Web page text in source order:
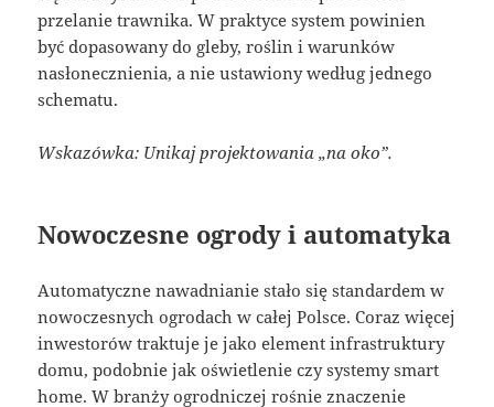
przelanie trawnika. W praktyce system powinien
być dopasowany do gleby, roślin i warunków
nasłonecznienia, a nie ustawiony według jednego
schematu.
Wskazówka: Unikaj projektowania „na oko”.
Nowoczesne ogrody i automatyka
Automatyczne nawadnianie stało się standardem w
nowoczesnych ogrodach w całej Polsce. Coraz więcej
inwestorów traktuje je jako element infrastruktury
domu, podobnie jak oświetlenie czy systemy smart
home. W branży ogrodniczej rośnie znaczenie